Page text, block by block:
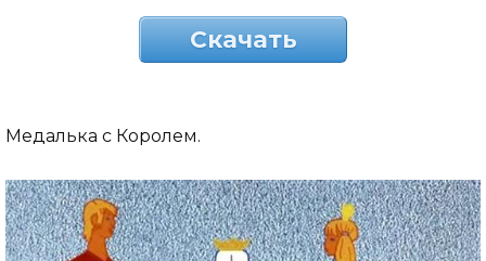
Скачать
Медалька с Королем.